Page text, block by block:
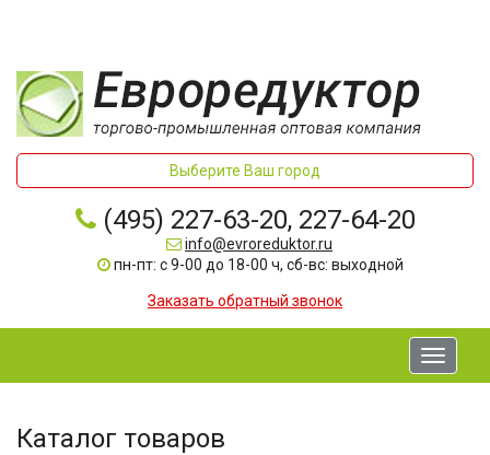
Выберите Ваш город
(495) 227-63-20, 227-64-20
info@evroreduktor.ru
пн-пт: с 9-00 до 18-00 ч, сб-вс: выходной
Заказать обратный звонок
Toggle
Каталог товаров